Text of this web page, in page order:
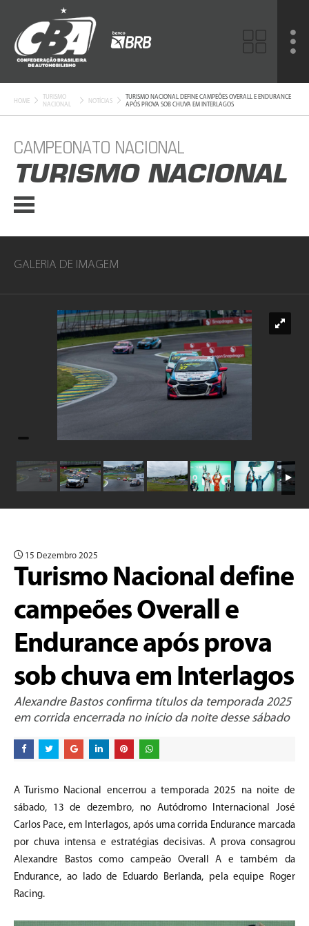
HOME
TURISMO
NACIONAL
NOTÍCIAS
TURISMO NACIONAL DEFINE CAMPEÕES OVERALL E ENDURANCE
APÓS PROVA SOB CHUVA EM INTERLAGOS
CAMPEONATO NACIONAL
TURISMO NACIONAL
GALERIA DE IMAGEM
15 Dezembro 2025
Turismo Nacional define
campeões Overall e
Endurance após prova
sob chuva em Interlagos
Alexandre Bastos confirma títulos da temporada 2025
em corrida encerrada no início da noite desse sábado
A Turismo Nacional encerrou a temporada 2025 na noite de
sábado, 13 de dezembro, no Autódromo Internacional José
Carlos Pace, em Interlagos, após uma corrida Endurance marcada
por chuva intensa e estratégias decisivas. A prova consagrou
Alexandre Bastos como campeão Overall A e também da
Endurance, ao lado de Eduardo Berlanda, pela equipe Roger
Racing.